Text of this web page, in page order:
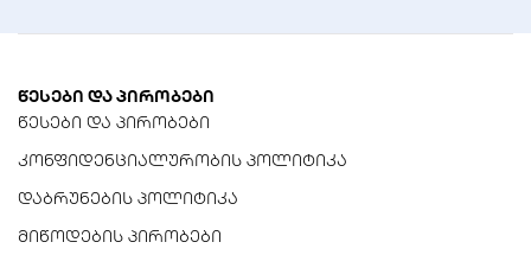
წესები და პირობები
წესები და პირობები
კონფიდენციალურობის პოლიტიკა
დაბრუნების პოლიტიკა
მიწოდების პირობები